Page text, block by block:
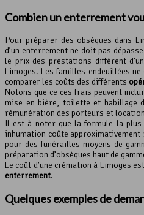
Combien un enterrement
Pour préparer des obsèques dans
d’un enterrement ne doit pas
le prix des prestations diffèrent
Limoges. Les familles endeuillées
comparer les coûts des différents
Notons que ce ces frais peuvent
mise en bière, toilette et habillage
rémunération des porteurs et
Il est à noter que la formule la plus
inhumation coûte
pour des funérailles moyens de
préparation d’obsèques haut de
Le coût d’une crémation à Limoges
enterrement.
Quelques exemples de